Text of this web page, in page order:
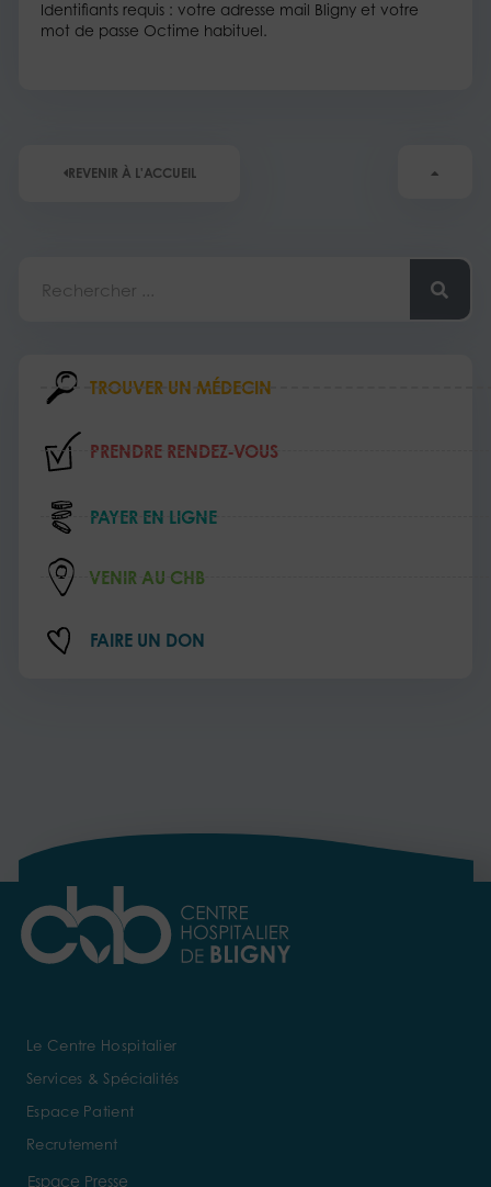
Identifiants requis : votre adresse mail Bligny et votre
mot de passe Octime habituel.
REVENIR À L'ACCUEIL
TROUVER UN MÉDECIN
PRENDRE RENDEZ‑VOUS
PAYER EN LIGNE
VENIR AU CHB
FAIRE UN DON
Le Centre Hospitalier
Services & Spécialités
Espace Patient
Recrutement
Espace Presse